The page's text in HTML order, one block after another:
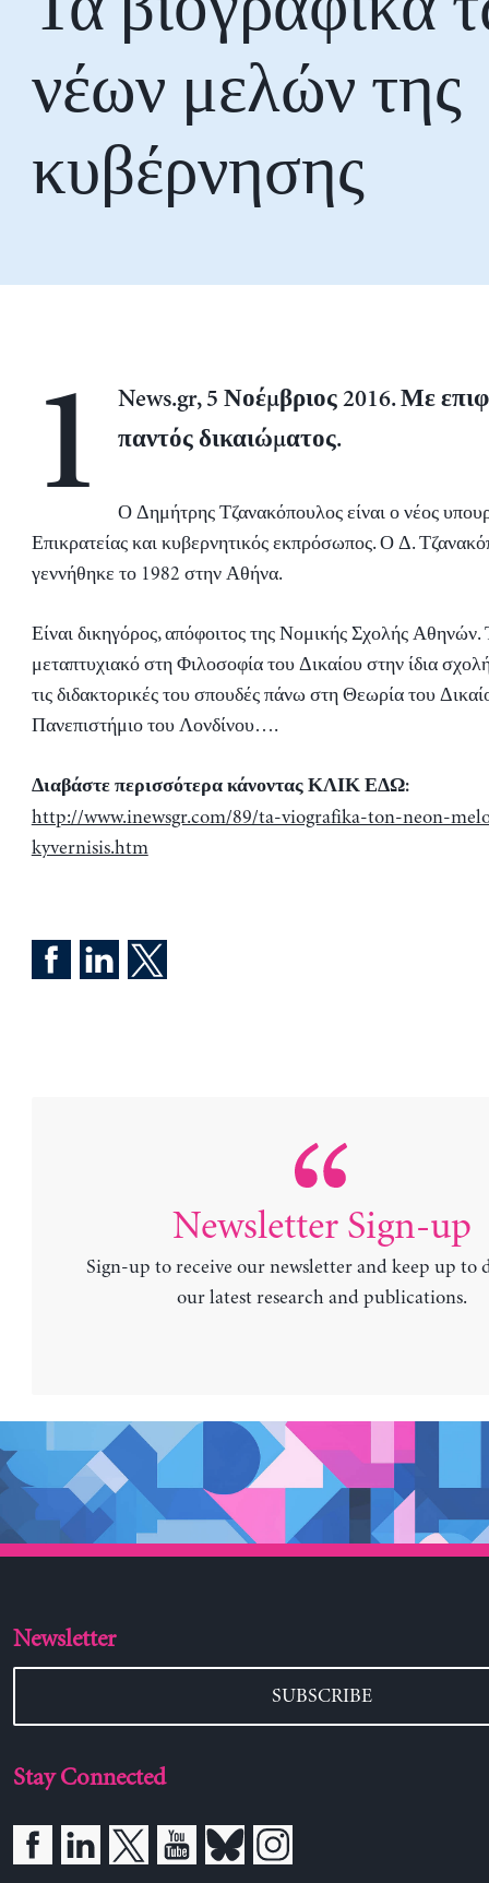
νέων μελών της
κυβέρνησης
1
News.gr, 5 Νοέμβριος 2016. Με
παντός δικαιώματος.
Ο Δημήτρης Τζανακόπουλος είναι ο νέος
Επικρατείας και κυβερνητικός εκπρόσωπος. Ο Δ.
γεννήθηκε το 1982 στην Αθήνα.
Είναι δικηγόρος, απόφοιτος της Νομικής Σχολής Αθηνών.
μεταπτυχιακό στη Φιλοσοφία του Δικαίου στην ίδια
τις διδακτορικές του σπουδές πάνω στη Θεωρία του
Πανεπιστήμιο του Λονδίνου….
Διαβάστε περισσότερα κάνοντας ΚΛΙΚ ΕΔΩ:
http://www.inewsgr.com/89/ta-viografika-ton-neon-
kyvernisis.htm
Newsletter Sign-up
Sign-up to receive our newsletter and keep up to
our latest research and publications.
Newsletter
SUBSCRIBE
Stay Connected